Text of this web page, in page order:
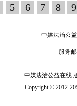
5 6 7 8 9
中媒法治公
服务
中媒法治公益在线
Copyright © 2012-